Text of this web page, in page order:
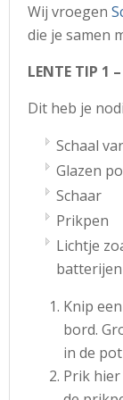
Wij vroegen
die je samen
LENTE TIP
Dit heb je
Schaal
Glazen
Schaar
Prikpen
Lichtje
batterijen
Knip
bord.
in de
Prik